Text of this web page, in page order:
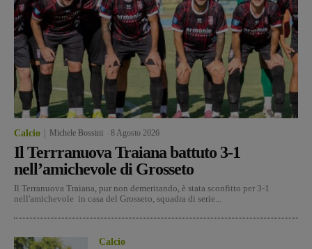
Calcio Michele Bossini 8 Agosto 2026
Il Terrranuova Traiana battuto 3-1
nell’amichevole di Grosseto
Il Terranuova Traiana, pur non demeritando, è stata sconfitto per 3-1
nell'amichevole in casa del Grosseto, squadra di serie...
Calcio